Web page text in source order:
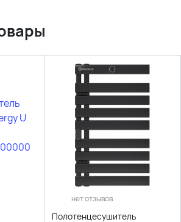
нет отзывов
Полотенцесушитель